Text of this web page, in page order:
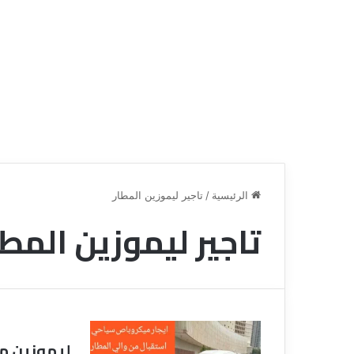
الرئيسية / تاجير ليموزين المطار
تاجير ليموزين
ن
ة
ل
س